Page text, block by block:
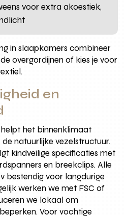
voor extra akoestiek,
in slaapkamers combineer
overgordijnen of kies je voor
en
het binnenklimaat
natuurlijke vezelstructuur.
kindveilige specificaties met
en breekclips. Alle
bestendig voor langdurige
werken we met FSC of
we lokaal om
Voor vochtige